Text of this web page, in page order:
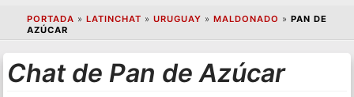
PORTADA » LATINCHAT » URUGUAY » MALDONADO » PAN DE
AZÚCAR
Chat de Pan de Azúcar